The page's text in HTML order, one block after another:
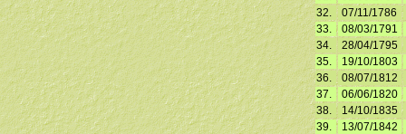
32.
07/11/1786
33.
08/03/1791
34.
28/04/1795
35.
19/10/1803
36.
08/07/1812
37.
06/06/1820
38.
14/10/1835
39.
13/07/1842